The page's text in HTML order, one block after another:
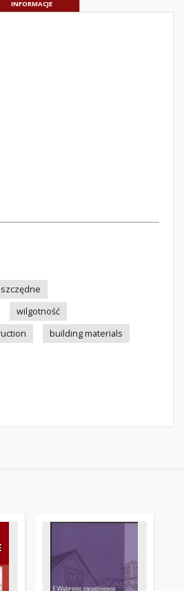
INFORMACJE
wilgotność
building materials